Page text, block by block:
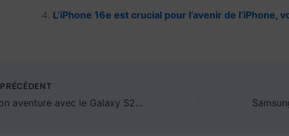
L’iPhone 16e est crucial pour l’avenir de l’iPhone,
PRÉCÉDENT
Mon aventure avec le Galaxy S25 Ultra a seulement confirmé ce que je ressens à ce sujet